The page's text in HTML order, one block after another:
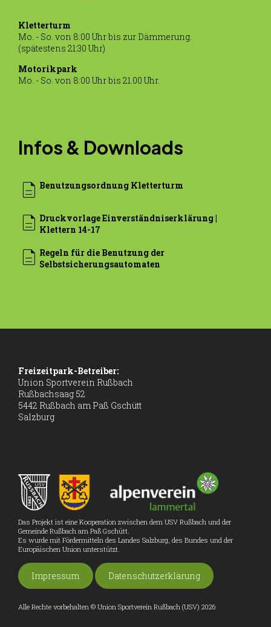
Kletterturm
Mo. - So. von 8:00 Uhr bis zur Dämmerung.
(spätestens 21:30 Uhr)
Motorikpark
Mo. - So. von 8:00 Uhr bis 21.00 Uhr.
Infos & Downloads
description Benutzungsordnung Kletterturm
description Druckvorlage Einverständniserklärung |
Klettern 14-17
description Regeln für die Benutzung der
Selbst­sicherungs­automaten
Freizeitpark-Betreiber:
Union Sportverein Rußbach
Rußbachsaag 52
5442 Rußbach am Paß Gschütt
Salzburg
Das Projekt ist eine Kooperation zwischen dem USV Rußbach und der
Gemeinde Rußbach am Paß Gschütt.
Es wurde mit Fördermitteln des Landes Salzburg, des Bundes und der
Europäischen Union unterstützt.
Impressum Datenschutzerklärung
Alle Rechte vorbehalten © Union Sportverein Rußbach (USV) 2026